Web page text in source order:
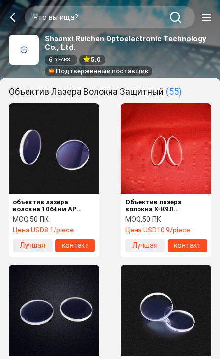
Shaanxi Ruichen Optoelectronic Technology
Co., Ltd.
6 YEARS
5.0
Подтверженный поставщик
Объектив Лазера Волокна Защитный (55)
объектив лазера
волокна 1064нм АР
защитный
MOQ:50 ПК
Цена:USD8.1/piece
Лучшая
контакт
Объектив лазера
волокна Х-К9Л
защитный
MOQ:50 ПК
Цена:USD10.9/piece
Лучшая
контакт